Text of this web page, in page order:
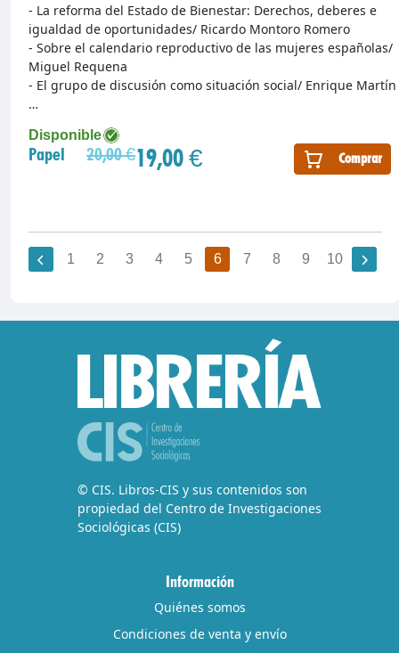
Disponible
Papel 20,00 €19,00 € Comprar
- La reforma del Estado de Bienestar: Derechos, deberes e
igualdad de oportunidades/ Ricardo Montoro Romero
- Sobre el calendario reproductivo de las mujeres españolas/
Miguel Requena
- El grupo de discusión como situación social/ Enrique Martín
…
1 2 3 4 5 6 7 8 9 10
© CIS. Libros-CIS y sus contenidos son
propiedad del Centro de Investigaciones
Sociológicas (CIS)
Información
Quiénes somos
Condiciones de venta y envío